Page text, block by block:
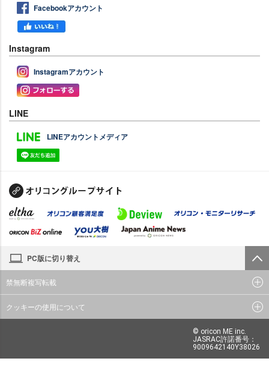
Facebookアカウント
Instagram
Instagramアカウント
LINE
LINEアカウントメディア
PC版に切り替え
禁無断複写転載
クッキーの使用について
© oricon ME inc.
JASRAC許諾番号：
9009642140Y38026